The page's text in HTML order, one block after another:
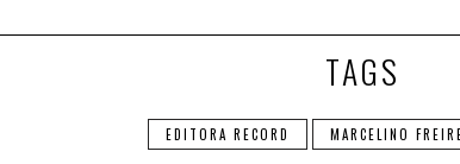
TAGS
EDITORA RECORD MARCELINO